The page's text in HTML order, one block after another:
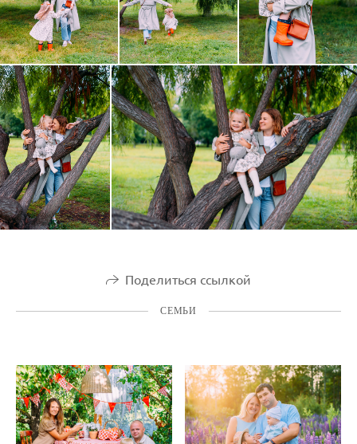
Поделиться ссылкой
СЕМЬИ